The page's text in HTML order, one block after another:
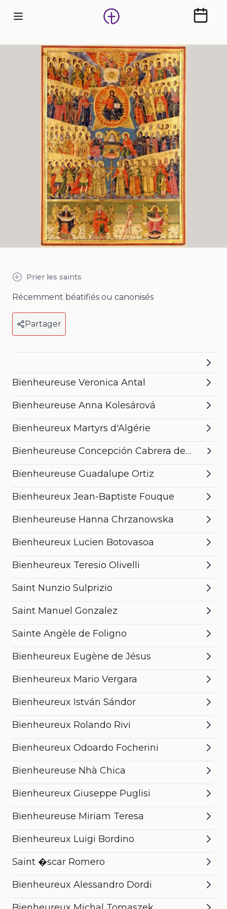
Prier les saints
Récemment béatifiés ou canonisés
Partager
Bienheureuse Veronica Antal
Bienheureuse Anna Kolesárová
Bienheureux Martyrs d'Algérie
Bienheureuse Concepción Cabrera de
Bienheureuse Guadalupe Ortiz
Bienheureux Jean-Baptiste Fouque
Bienheureuse Hanna Chrzanowska
Bienheureux Lucien Botovasoa
Bienheureux Teresio Olivelli
Saint Nunzio Sulprizio
Saint Manuel Gonzalez
Sainte Angèle de Foligno
Bienheureux Eugène de Jésus
Bienheureux Mario Vergara
Bienheureux István Sándor
Bienheureux Rolando Rivi
Bienheureux Odoardo Focherini
Bienheureuse Nhà Chica
Bienheureux Giuseppe Puglisi
Bienheureuse Miriam Teresa
Bienheureux Luigi Bordino
Saint �scar Romero
Bienheureux Alessandro Dordi